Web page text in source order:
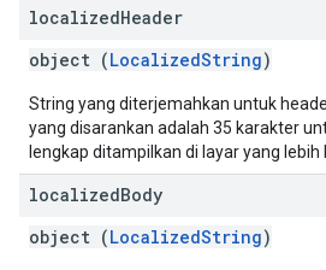
localizedHeader
object (LocalizedString)
String yang diterjemahkan untuk
yang disarankan adalah 35 karakter
lengkap ditampilkan di layar yang lebih
localizedBody
object (LocalizedString)